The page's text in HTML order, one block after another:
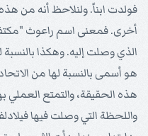
فولدت ابناً. ولنلاحظ أنه من
أخرى. فمعنى اسم راعوث
الذي وصلت إليه. وهكذا
هو أسمى بالنسبة لها من
هذه الحقيقة، والتمتع العملي
واللحظة التي وصلت فيها